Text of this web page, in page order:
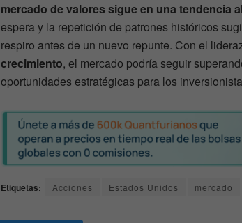
mercado de valores sigue en una tendencia
espera y la repetición de patrones históricos
respiro antes de un nuevo repunte. Con el
crecimiento, el mercado podría seguir
oportunidades estratégicas para los
Etiquetas: Acciones Estados Unidos mercado